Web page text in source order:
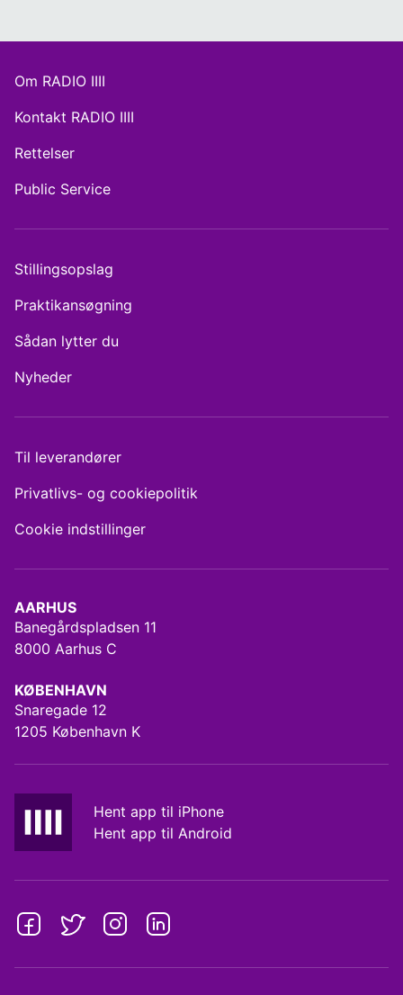
AARHUS
Banegårdspladsen 11
8000 Aarhus C
KØBENHAVN
Snaregade 12
1205 København K
Hent app til iPhone
Hent app til Android
Om RADIO IIII
Kontakt RADIO IIII
Rettelser
Public Service
Stillingsopslag
Praktikansøgning
Sådan lytter du
Nyheder
Til leverandører
Privatlivs- og cookiepolitik
Cookie indstillinger